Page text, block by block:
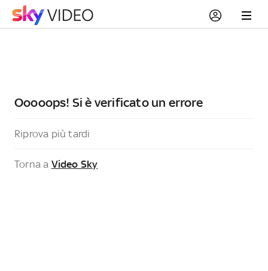
Ooooops! Si è verificato un errore
Riprova più tardi
Torna a Video Sky